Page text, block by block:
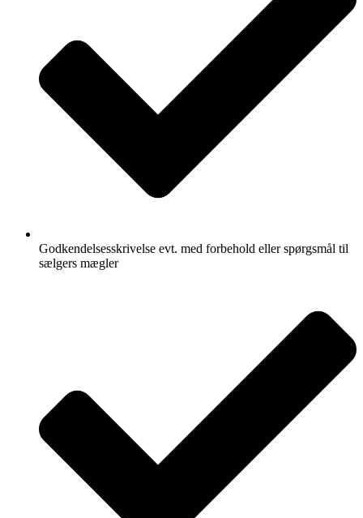
Godkendelsesskrivelse evt. med forbehold eller spørgsmål til
sælgers mægler